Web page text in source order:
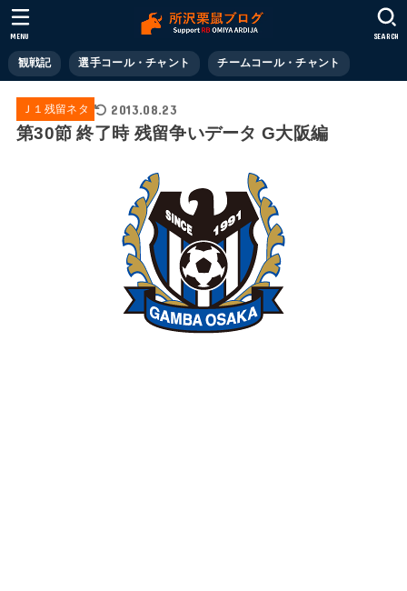
観戦記 選手コール・チャント チームコール・チャント
SEARCH
MENU
Ｊ１残留ネタ 2013.08.23
第30節 終了時 残留争いデータ G大阪編